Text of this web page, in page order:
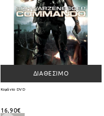
ΔΙΑΘΈΣΙΜΟ
Κομάντο DVD
16,90€